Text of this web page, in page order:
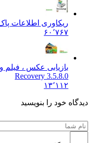
ریکاوری اطلاعات پاک شده
۶۰٬۷۶۷
بازیابی عکس ، فیلم و
Recovery 3.5.8.0
۱۳٬۱۱۲
خود را بنویسید